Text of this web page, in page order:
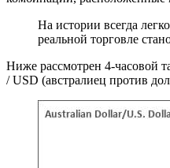
На истории всегда
реальной торговле
Ниже рассмотрен 4-часовой
/ USD (австралиец против